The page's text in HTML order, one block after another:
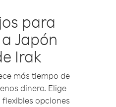
para
Japón
Irak
más tiempo de
dinero. Elige
opciones